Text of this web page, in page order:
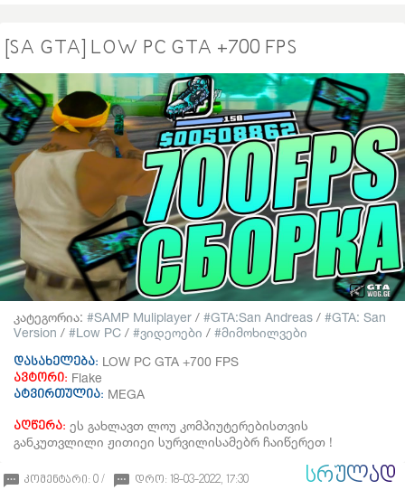
[SA GTA] LOW PC GTA +700 FPS
კატეგორია: SAMP Muliplayer / GTA:San Andreas /
GTA: San
Version / Low PC / ვიდეოები /
მიმოხილვები
დასახელება: LOW PC GTA +700 FPS
ავტორი: Flake
ატვირთულია: MEGA
აღწერა: ეს გახლავთ ლოუ კომპიუტერებისთვის
განკუთვლილი ჟითიეი სურვილისამებრ ჩაიწერეთ !
კომენტარი: 0 / დრო: 18-03-2022, 17:30 ᲡᲠᲣᲚᲐᲓ